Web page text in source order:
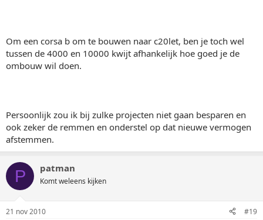
Om een corsa b om te bouwen naar c20let, ben je toch wel
tussen de 4000 en 10000 kwijt afhankelijk hoe goed je de
ombouw wil doen.
Persoonlijk zou ik bij zulke projecten niet gaan besparen en
ook zeker de remmen en onderstel op dat nieuwe vermogen
afstemmen.
P patman
Komt weleens kijken
21 nov 2010 #19